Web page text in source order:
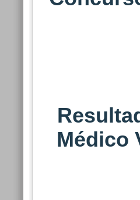
Médico